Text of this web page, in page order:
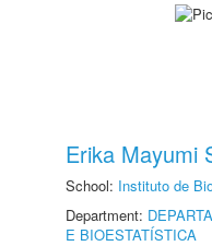
Erika Mayumi
School: Instituto de
Department:
E BIOESTATÍSTICA